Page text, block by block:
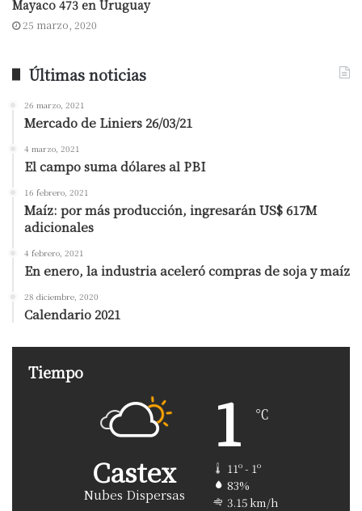
Mayaco 473 en Uruguay
25 marzo, 2020
Últimas noticias
26 marzo, 2021
Mercado de Liniers 26/03/21
4 marzo, 2021
El campo suma dólares al PBI
16 febrero, 2021
Maíz: por más producción, ingresarán US$ 617M
adicionales
4 febrero, 2021
En enero, la industria aceleró compras de soja y maíz
28 diciembre, 2020
Calendario 2021
Tiempo
Castex
Nubes Dispersas
1 ℃
11º - 1º
83%
3.15 km/h